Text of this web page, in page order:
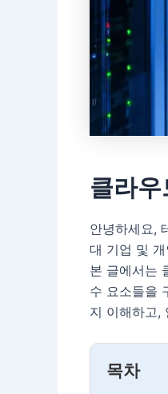
클라
안녕하세요,
대 기업 및
본 글에서는
수 요소들을
지 이해하고,
목차